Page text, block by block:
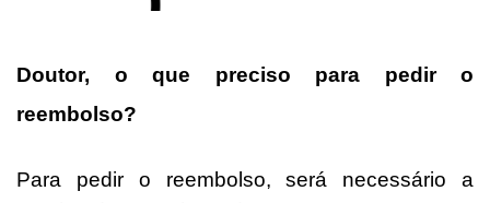
Doutor, o que preciso para pedir o
reembolso?
Para pedir o reembolso, será necessário a